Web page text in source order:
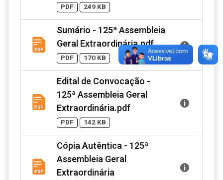
PDF 249 KB
Sumário - 125ª Assembleia
Geral Extraordinária.pdf
PDF 170 KB
Edital de Convocação -
125ª Assembleia Geral
Extraordinária.pdf
PDF 142 KB
Cópia Autêntica - 125ª
Assembleia Geral
Extraordinária